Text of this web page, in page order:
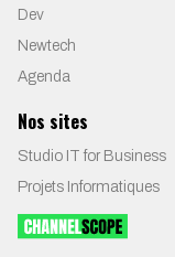
Dev
Newtech
Agenda
Nos sites
Studio IT for Business
Projets Informatiques